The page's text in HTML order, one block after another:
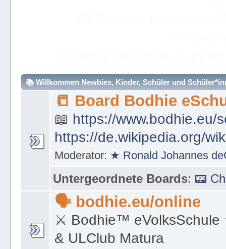
📚 Willkommen Newbies, Kinder, Schüler und
📒 Board Bodhie
📖 https://www.bodhie.eu/
https://de.wikipedia.org/
Moderator: ★ Ronald Johannes
Untergeordnete Boards: 📟
🗣 bodhie.eu/online
⚔ Bodhie™
& ULClub Matura